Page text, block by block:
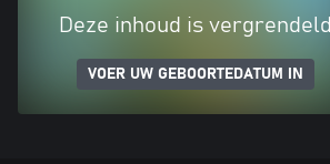
Deze inhoud is vergrendeld
VOER UW GEBOORTEDATUM IN